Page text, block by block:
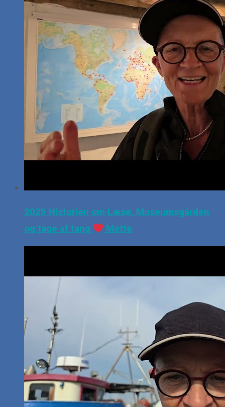
2025 Historien om Læsø, Museumsgården
og tage af tang
Mette